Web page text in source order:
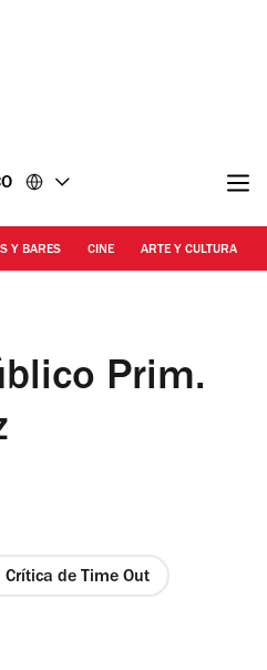
Y BARES CINE ARTE Y CULTURA
Prim.
Crítica de Time Out